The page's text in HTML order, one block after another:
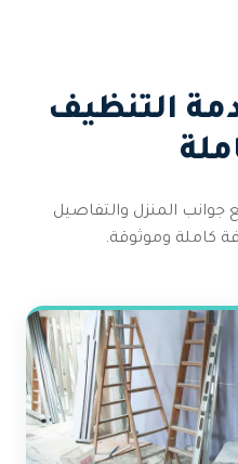
التنظيف
المنزل والتفاصيل
كاملة وموثوقة.